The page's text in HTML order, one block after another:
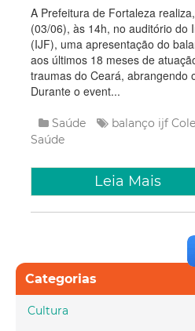
A Prefeitura de Fortaleza
(03/06), às 14h, no auditório do
(IJF), uma apresentação do
aos últimos 18 meses de
traumas do Ceará, abrangendo
Durante o event...
Saúde balanço ijf
Saúde
Leia Mais
Categorias
Cultura